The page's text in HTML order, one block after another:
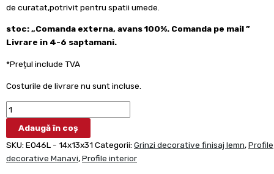
de curatat,potrivit pentru spatii umede.
stoc: „Comanda externa, avans 100%. Comanda pe mail ”
Livrare in 4-6 saptamani.
*Prețul include TVA
Costurile de livrare nu sunt incluse.
Adaugă în coș
SKU: E046L - 14x13x31 Categorii: Grinzi decorative finisaj lemn,Profile
decorative Manavi,Profile interior